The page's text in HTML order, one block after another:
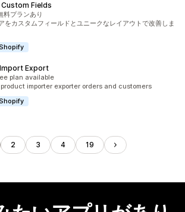
Fields
：154件
料プランあり
をカスタムフィールドとユニークなレイアウトで改善しま
Export
：29件
plan available
importer exporter orders and customers
2 3 4 19